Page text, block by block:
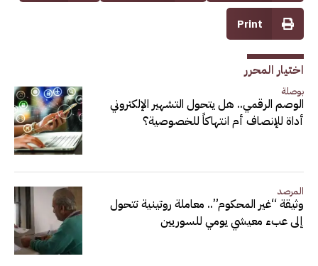
Print
اختيار المحرر
بوصلة
الوصم الرقمي.. هل يتحول التشهير الإلكتروني
أداة للإنصاف أم انتهاكاً للخصوصية؟
المرصد
وثيقة “غير المحكوم”.. معاملة روتينية تتحول
إلى عبء معيشي يومي للسوريين